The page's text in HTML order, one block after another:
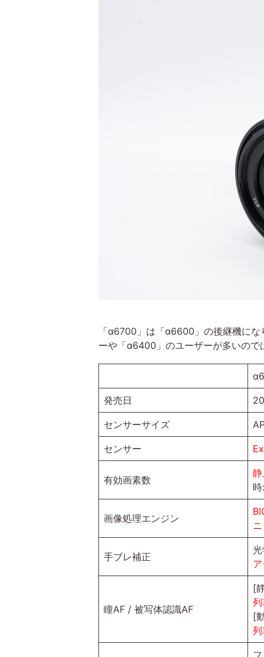
「α6700」は「α6600」の後継機に
ーや「α6400」のユーザーが多いの
発売日
センサーサイズ
センサー
有効画素数
画像処理エンジン
手ブレ補正
瞳AF / 被写体認識AF
[
[